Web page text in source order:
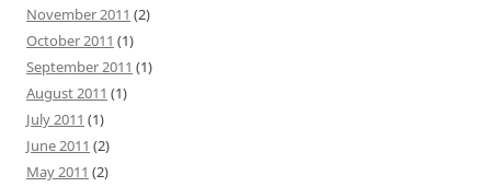
November 2011 (2)
October 2011 (1)
September 2011 (1)
August 2011 (1)
July 2011 (1)
June 2011 (2)
May 2011 (2)